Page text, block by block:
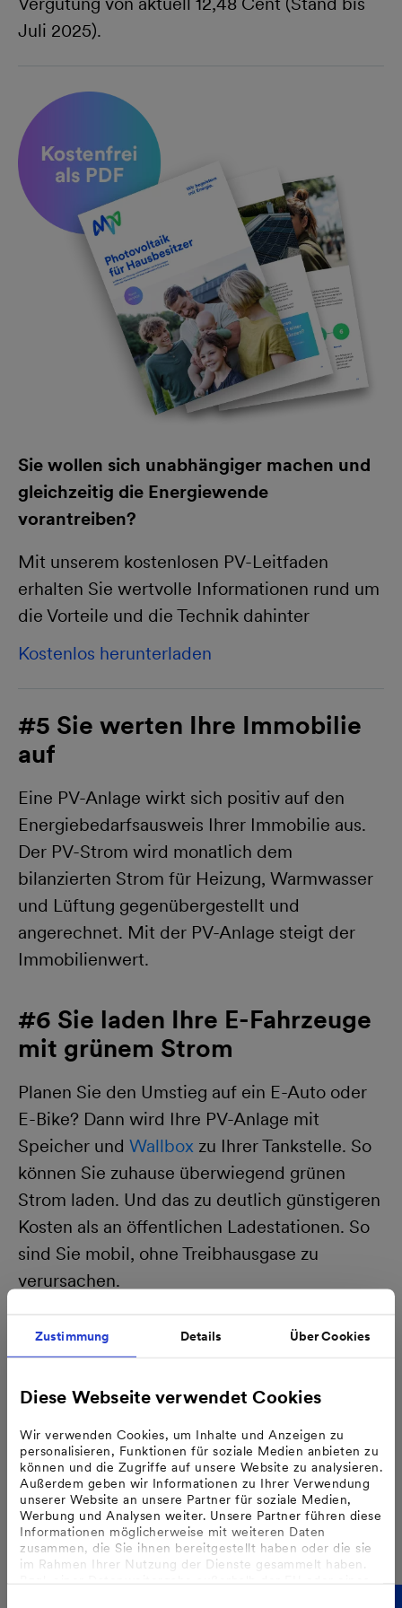
Zustimmung Details Über Cookies
Diese Webseite verwendet Cookies
Wir verwenden Cookies, um Inhalte und Anzeigen zu
personalisieren, Funktionen für soziale Medien anbieten zu
können und die Zugriffe auf unsere Website zu analysieren.
Außerdem geben wir Informationen zu Ihrer Verwendung
unserer Website an unsere Partner für soziale Medien,
Werbung und Analysen weiter. Unsere Partner führen diese
Informationen möglicherweise mit weiteren Daten
zusammen, die Sie ihnen bereitgestellt haben oder die sie
im Rahmen Ihrer Nutzung der Dienste gesammelt haben.
Juli 2025).
Sie wollen sich unabhängiger machen und
gleichzeitig die Energiewende
vorantreiben?
Mit unserem kostenlosen PV-Leitfaden
erhalten Sie wertvolle Informationen rund um
die Vorteile und die Technik dahinter
Kostenlos herunterladen
#5 Sie werten Ihre Immobilie
auf
Eine PV-Anlage wirkt sich positiv auf den
Energiebedarfsausweis Ihrer Immobilie aus.
Der PV-Strom wird monatlich dem
bilanzierten Strom für Heizung, Warmwasser
und Lüftung gegenübergestellt und
angerechnet. Mit der PV-Anlage steigt der
Immobilienwert.
#6 Sie laden Ihre E-Fahrzeuge
mit grünem Strom
Planen Sie den Umstieg auf ein E-Auto oder
E-Bike? Dann wird Ihre PV-Anlage mit
Speicher und Wallbox zu Ihrer Tankstelle. So
können Sie zuhause überwiegend grünen
Strom laden. Und das zu deutlich günstigeren
Kosten als an öffentlichen Ladestationen. So
sind Sie mobil, ohne Treibhausgase zu
verursachen.
#7 Sie erhalten staatliche
Mehrwertsteuer befreit. Darüber hinaus
können Sie möglicherweise Fördermittel vom
Bund, Ihrem Bundesland oder Ihrer Kommune
erhalten. Unsere Experten beraten Sie gerne,
ob und welcheFörderungenfür Sie in Frage
kommen. Aktuelle Förderprogramme des